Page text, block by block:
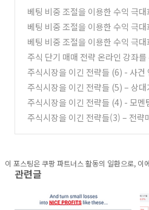
베팅 비중 조절을 이용한 수익 극
반마틴게일시스템 (3) (1)
베팅 비중 조절을 이용한 수익 극
전략의 시작 (2) (3)
베팅 비중 조절을 이용한 수익 극
전략의 소개 (1) (4)
주식 단기 매매 전략 온라인 강좌를
시작합니다 (19)
(17)
주식시장을 이긴 전략들 (6) - 사건
주식시장을 이긴 전략들 (5) – 상대
(0)
주식시장을 이긴 전략들 (4) - 모멘
멘텀전략
(0)
주식시장을 이긴 전략들(3) – 전략
이 포스팅은 쿠팡 파트너스 활동의 일환으로, 이
관련글